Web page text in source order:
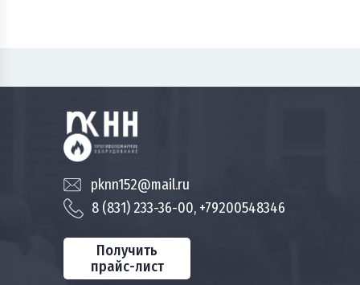
pknn152@mail.ru
8 (831) 233-36-00, +79200548346
Получить
прайс-лист